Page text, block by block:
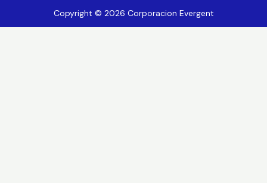
Copyright © 2026 Corporacion Evergent